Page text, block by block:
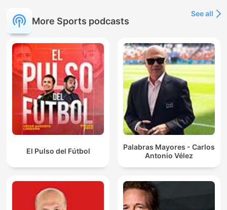
More Sports podcasts
See all
El Pulso del Fútbol
Palabras Mayores - Carlos
Antonio Vélez